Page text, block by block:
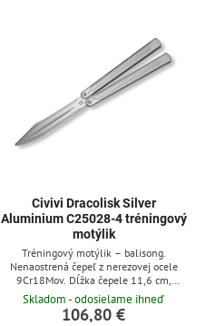
Civivi Dracolisk Silver
Aluminium C25028-4 tréningový
motýlik
Tréningový motýlik – balisong.
Nenaostrená čepeľ z nerezovej ocele
9Cr18Mov. Dĺžka čepele 11,6 cm,
celková dĺžka 25,5 cm. Rukoväť z hliníka
v striebornej farbe.
Skladom - odosielame ihneď
106,80 €